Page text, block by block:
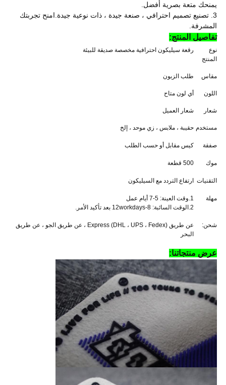
يمنحك متعة بصرية أفضل.
3. تصنيع تصميم احترافي ، صنعة جيدة ، ذات نوعية جيدة.امنح تجربتك
المشرفة.
تفاصيل المنتج:
نوع
المنتج
رقعة سيليكون احترافية مخصصة صديقة للبيئة
مقاس طلب الزبون
اللون أي لون متاح
شعار شعار العميل
مستخدم حقيبة ، ملابس ، زي موحد ، إلخ
صفقة كيس مقابل أو حسب الطلب
موك 500 قطعة
التقنيات ارتفاع التردد مع السيليكون
مهلة
1.وقت العينة: 5-7 أيام عمل
2.الوقت السائبة: 8-12workdays بعد تأكيد الأمر.
شحن:
عن طريق Express (DHL ، UPS ، Fedex) ، عن طريق الجو ، عن طريق
البحر
عرض منتجاتنا: